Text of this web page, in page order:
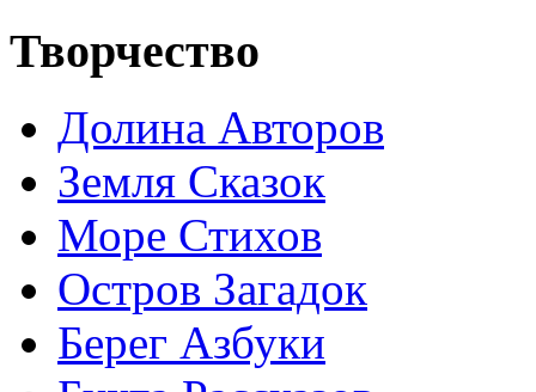
Творчество
Долина Авторов
Земля Сказок
Море Стихов
Остров Загадок
Берег Азбуки